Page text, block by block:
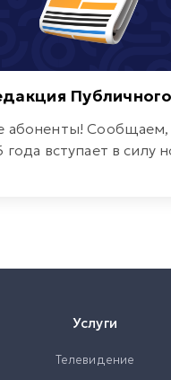
абоненты! Сообщаем,
вступает в силу
Услуги
Телевидение